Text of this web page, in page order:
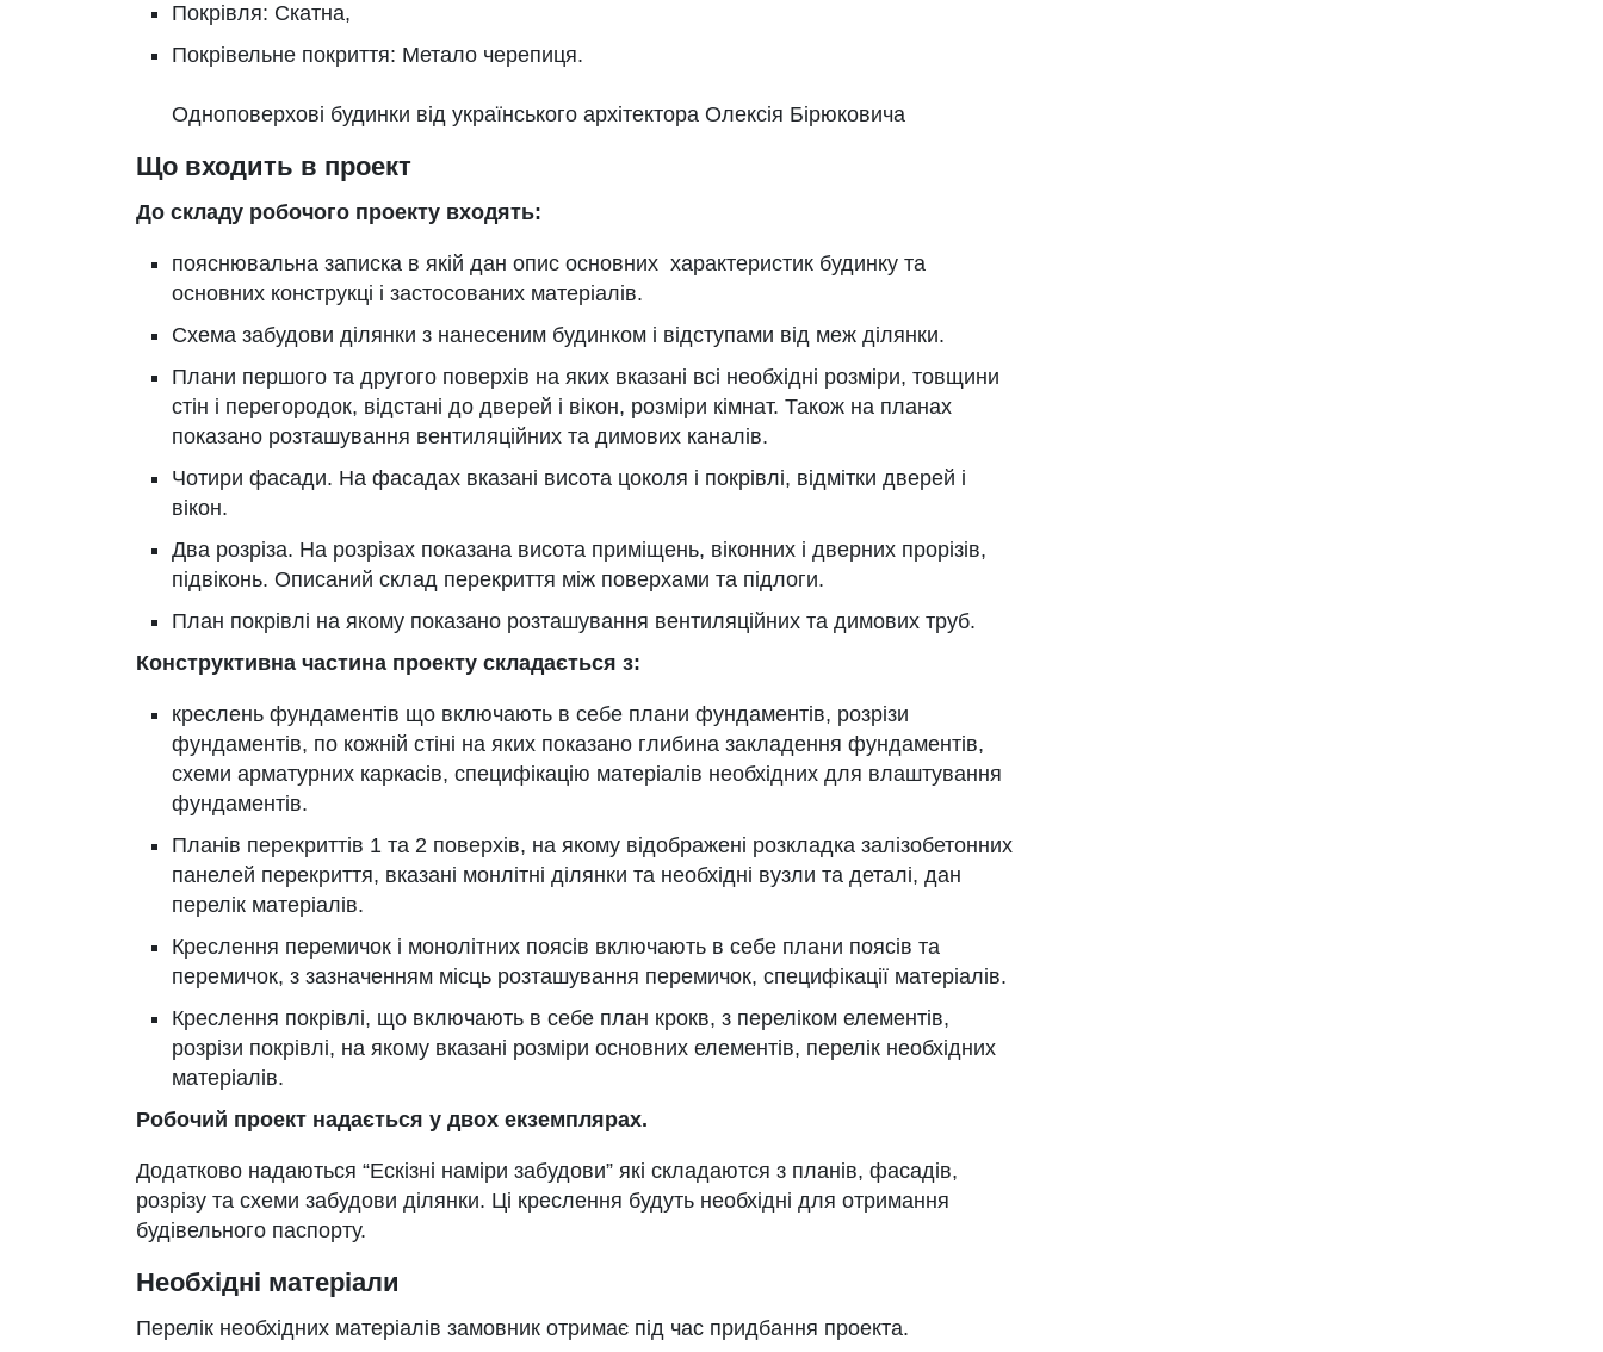
Покрівля: Скатна,
Покрівельне покриття: Метало черепиця.
Одноповерхові будинки від українського архітектора Олексія Бірюковича
Що входить в проект
До складу робочого проекту входять:
пояснювальна записка в якій дан опис основних характеристик будинку та
основних конструкці і застосованих матеріалів.
Схема забудови ділянки з нанесеним будинком і відступами від меж ділянки.
Плани першого та другого поверхів на яких вказані всі необхідні розміри, товщини
стін і перегородок, відстані до дверей і вікон, розміри кімнат. Також на планах
показано розташування вентиляційних та димових каналів.
Чотири фасади. На фасадах вказані висота цоколя і покрівлі, відмітки дверей і
вікон.
Два розріза. На розрізах показана висота приміщень, віконних і дверних прорізів,
підвіконь. Описаний склад перекриття між поверхами та підлоги.
План покрівлі на якому показано розташування вентиляційних та димових труб.
Конструктивна частина проекту складається з:
креслень фундаментів що включають в себе плани фундаментів, розрізи
фундаментів, по кожній стіні на яких показано глибина закладення фундаментів,
схеми арматурних каркасів, специфікацію матеріалів необхідних для влаштування
фундаментів.
Планів перекриттів 1 та 2 поверхів, на якому відображені розкладка залізобетонних
панелей перекриття, вказані монлітні ділянки та необхідні вузли та деталі, дан
перелік матеріалів.
Креслення перемичок і монолітних поясів включають в себе плани поясів та
перемичок, з зазначенням місць розташування перемичок, специфікації матеріалів.
Креслення покрівлі, що включають в себе план крокв, з переліком елементів,
розрізи покрівлі, на якому вказані розміри основних елементів, перелік необхідних
матеріалів.
Робочий проект надається у двох екземплярах.
Додатково надаються “Ескізні наміри забудови” які складаются з планів, фасадів,
розрізу та схеми забудови ділянки. Ці креслення будуть необхідні для отримання
будівельного паспорту.
Необхідні матеріали
Перелік необхідних матеріалів замовник отримає під час придбання проекта.